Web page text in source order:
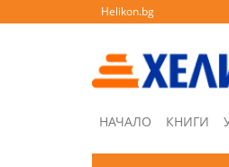
Helikon.bg
НАЧАЛО КНИГИ